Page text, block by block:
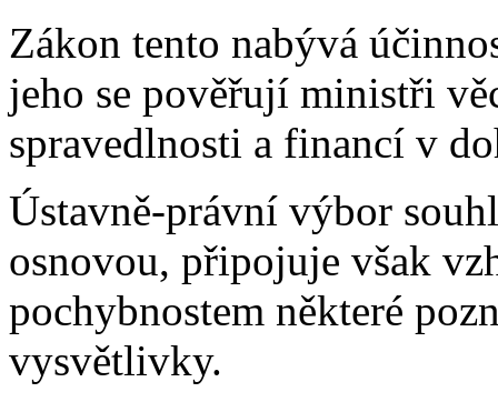
Zákon tento nabývá
jeho se pověřují ministři
spravedlnosti a financí v
Ústavně-právní výbor
osnovou, připojuje však
pochybnostem některé
vysvětlivky.